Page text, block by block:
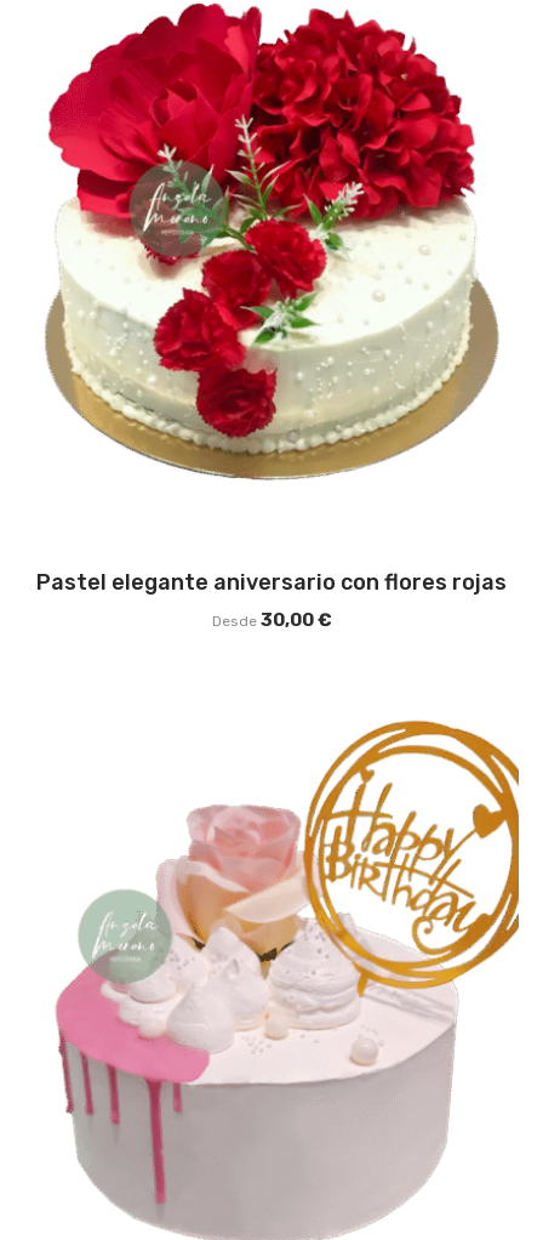
Pastel elegante aniversario con flores rojas
Desde 30,00€